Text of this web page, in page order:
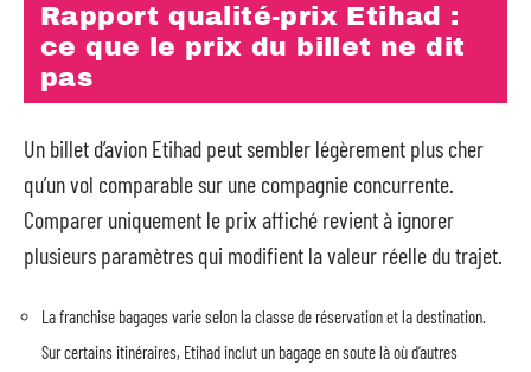
Rapport qualité-prix Etihad :
ce que le prix du billet ne dit
pas
Un billet d’avion Etihad peut sembler légèrement plus cher
qu’un vol comparable sur une compagnie concurrente.
Comparer uniquement le prix affiché revient à ignorer
plusieurs paramètres qui modifient la valeur réelle du trajet.
La franchise bagages varie selon la classe de réservation et la destination.
Sur certains itinéraires, Etihad inclut un bagage en soute là où d’autres